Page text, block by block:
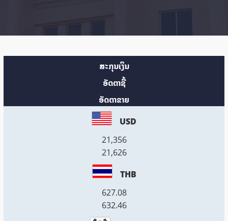
ສະກຸນເງິນ
ອັດຕາຊື້
ອັດຕາຂາຍ
USD
21,356
21,626
THB
627.08
632.46